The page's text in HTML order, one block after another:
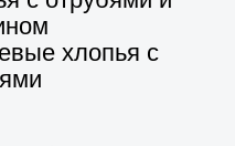
хлопья с